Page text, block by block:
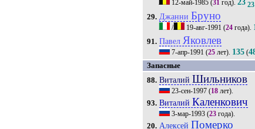
12-май-1985 (31 год).23 23
29. Джанни Бруно
/ 19-авг-1991 (24 года).
91. Павел Яковлев
7-апр-1991 (25 лет). 135 (
Запасные
88. Виталий Шильников
23-сен-1997 (18 лет).
93. Виталий Каленкович
3-мар-1993 (23 года).
20. Алексей Померко